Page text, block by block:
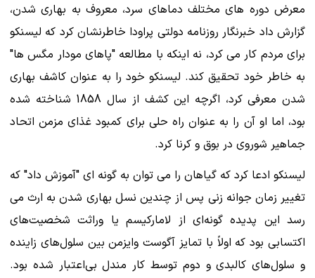
معرض دوره های مختلف دماهای سرد، معروف به بهاری شدن،
گزارش داد خبرنگار روزنامه دولتی پراودا خاطرنشان کرد که لیسنکو
برای مردم کار می کرد، نه اینکه با مطالعه "پاهای مودار مگس ها"
به خاطر خود تحقیق کند. لیسنکو خود را به عنوان کاشف بهاری
شدن معرفی کرد، اگرچه این کشف از سال 1858 شناخته شده
بود، اما او آن را به عنوان راه حلی برای کمبود غذای مزمن اتحاد
جماهیر شوروی در بوق و کرنا کرد.
لیسنکو ادعا کرد که گیاهان را می توان به گونه ای "آموزش داد" که
تغییر زمان جوانه زنی پس از چندین نسل بهاری شدن به ارث می
رسد این پدیده گونه‌ای از لامارکیسم یا وراثت شخصیت‌های
اکتسابی بود که اولاً با تمایز آگوست وایزمن بین سلول‌های زاینده
و سلول‌های کالبدی و دوم توسط کار مندل بی‌اعتبار شده بود.